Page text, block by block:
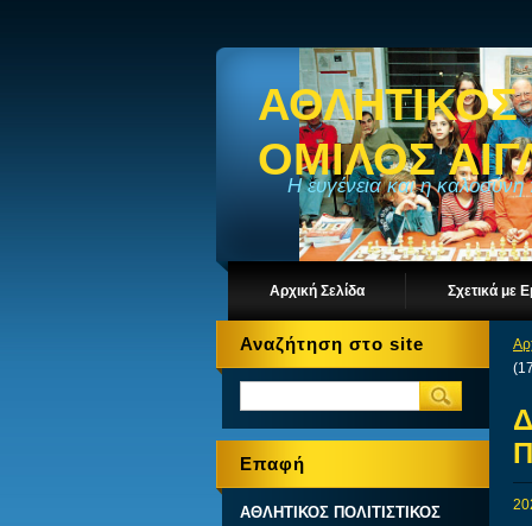
ΑΘΛΗΤΙΚΟΣ
ΟΜΙΛΟΣ
Η ευγένεια και η
Αρχική Σελίδα Σχετικά με
Αναζήτηση στο site
Επαφή
ΑΘΛΗΤΙΚΟΣ ΠΟΛΙΤΙΣΤΙΚΟΣ